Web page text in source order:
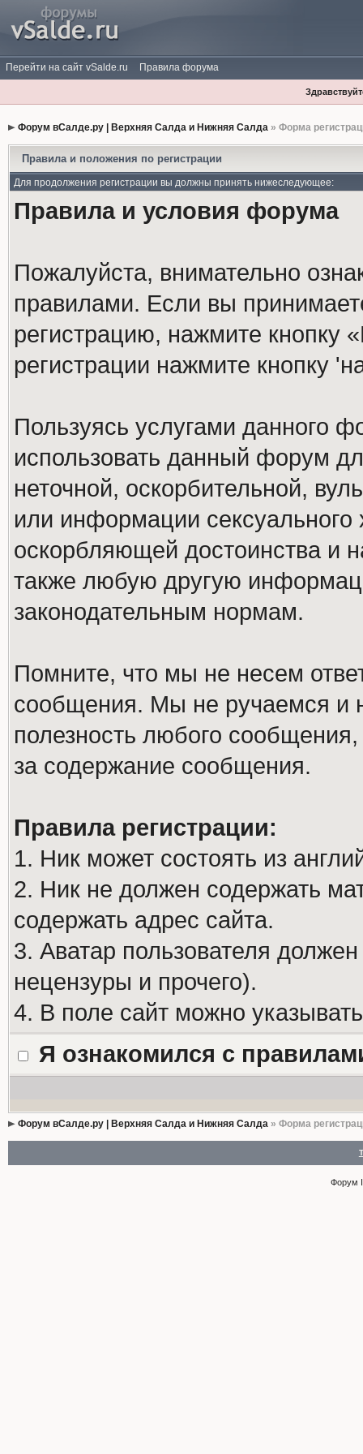
Перейти на сайт vSalde.ru Правила форума
Форум вСалде.ру | Верхняя Салда и Нижняя Салда» Форма
Правила и положения по регистрации
Для продолжения регистрации вы должны принять нижеследующее:
Правила и условия форума
Пожалуйста, внимательно
правилами. Если вы
регистрацию, нажмите кнопку
регистрации нажмите кнопку
Пользуясь услугами данного
использовать данный форум
неточной, оскорбительной,
или информации
оскорбляющей достоинства и
также любую другую
законодательным нормам.
Помните, что мы не несем
сообщения. Мы не ручаемся и
полезность любого
за содержание сообщения.
Правила регистрации:
1. Ник может состоять из
2. Ник не должен содержать
содержать адрес сайта.
3. Аватар пользователя
нецензуры и прочего).
4. В поле сайт можно
Я ознакомился с
Форум вСалде.ру | Верхняя Салда и Нижняя Салда» Форма
Форум